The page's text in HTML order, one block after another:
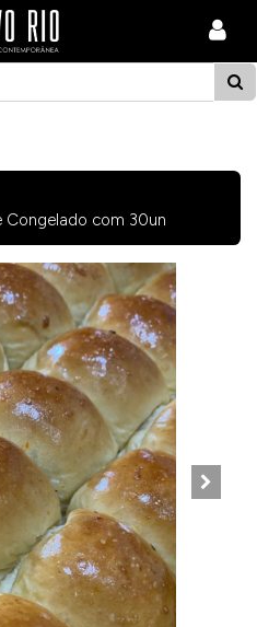
Congelado com 30un